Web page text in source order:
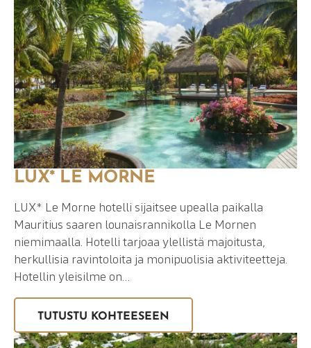
LUX* LE MORNE
LUX* Le Morne hotelli sijaitsee upealla paikalla
Mauritius saaren lounaisrannikolla Le Mornen
niemimaalla. Hotelli tarjoaa ylellistä majoitusta,
herkullisia ravintoloita ja monipuolisia aktiviteetteja.
Hotellin yleisilme on…
TUTUSTU KOHTEESEEN